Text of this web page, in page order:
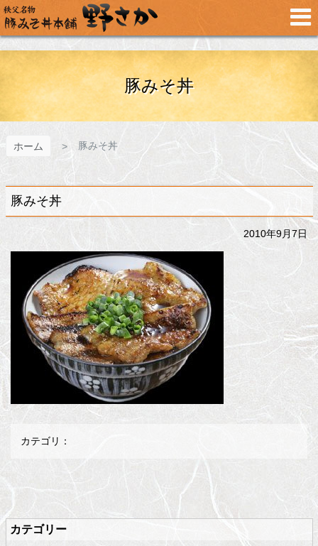
メ
イ
ン
コ
プ
豚みそ丼
ホーム 豚みそ丼
豚みそ丼
2010年9月7日
カテゴリ：
イ
ン
ー
ジカテゴリー